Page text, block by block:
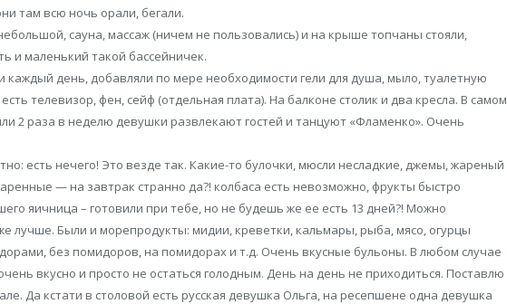
там всю ночь орали, бегали.
сауна, массаж (ничем не пользовались) и на крыше топчаны стояли,
и маленький такой бассейничек.
каждый день, добавляли по мере необходимости гели для душа, мыло, туалетную
телевизор, фен, сейф (отдельная плата). На балконе столик и два кресла. В самом
2 раза в неделю девушки развлекают гостей и танцуют «Фламенко». Очень
есть нечего! Это везде так. Какие-то булочки, мюсли несладкие, джемы, жареный
— на завтрак странно да?! колбаса есть невозможно, фрукты быстро
яичница – готовили при тебе, но не будешь же ее есть 13 дней?! Можно
лучше. Были и морепродукты: мидии, креветки, кальмары, рыба, мясо, огурцы
без помидоров, на помидорах и т.д. Очень вкусные бульоны. В любом случае
вкусно и просто не остаться голодным. День на день не приходиться. Поставлю
Да кстати в столовой есть русская девушка Ольга, на ресепшене одна девушка